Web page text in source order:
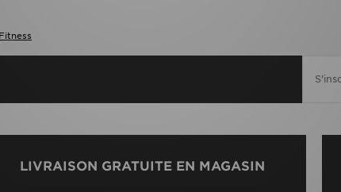
LIVRAISON GRATUITE EN MAGASIN